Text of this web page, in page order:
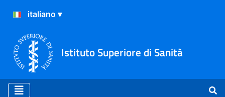
Istituto Superiore di Sanità